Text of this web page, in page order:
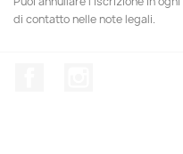
di contatto nelle note legali.